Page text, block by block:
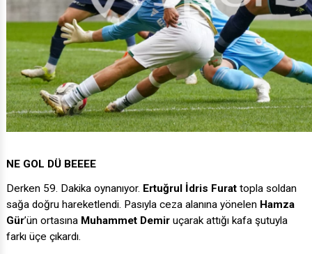
NE GOL DÜ BEEEE
Derken 59. Dakika oynanıyor. Ertuğrul İdris Furat topla soldan
sağa doğru hareketlendi. Pasıyla ceza alanına yönelen Hamza
Gür’ün ortasına Muhammet Demir uçarak attığı kafa şutuyla
farkı üçe çıkardı.